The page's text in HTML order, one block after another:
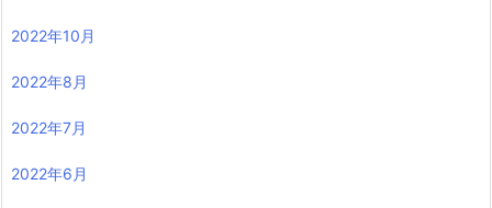
2022年10月
2022年8月
2022年7月
2022年6月